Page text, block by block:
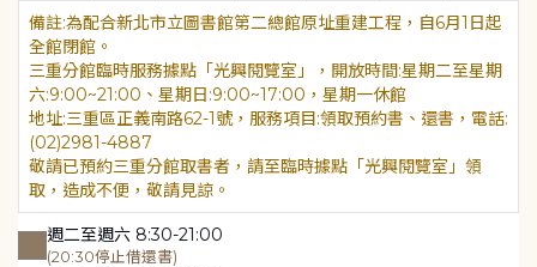
為配合新北市立圖書館第二總館原址重建工程，自6月1日起
全館閉館。
三重分館臨時服務據點「光興閱覽室」，開放時間:星期二至星期
六:9:00~21:00、星期日:9:00~17:00，星期一休館
地址:三重區正義南路62-1號，服務項目:領取預約書、還書，電話:
(02)2981-4887
敬請已預約三重分館取書者，請至臨時據點「光興閱覽室」領
取，造成不便，敬請見諒。
週二至週六 8:30-21:00
(20:30停止借還書)